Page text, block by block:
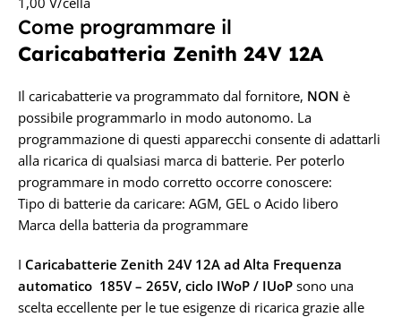
Come programmare il
Caricabatteria Zenith 24V 12A
Il caricabatterie va programmato dal fornitore, NON è
possibile programmarlo in modo autonomo. La
programmazione di questi apparecchi consente di adattarli
alla ricarica di qualsiasi marca di batterie. Per poterlo
programmare in modo corretto occorre conoscere:
Tipo di batterie da caricare: AGM, GEL o Acido libero
Marca della batteria da programmare
I Caricabatterie Zenith 24V 12A ad Alta Frequenza
automatico 185V – 265V, ciclo IWoP / IUoP sono una
scelta eccellente per le tue esigenze di ricarica grazie alle